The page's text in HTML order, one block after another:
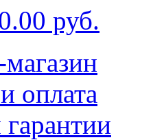
руб.
оплата